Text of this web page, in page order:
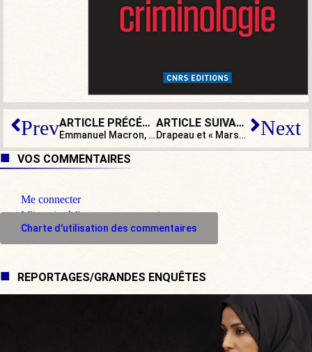
Prev ARTICLE PRÉCÉDENT
Emmanuel Macron, entrepreneur en démolition nationale
ARTICLE SUIVANT
Drapeau et « Marseillaise » à l’école : allons z’enfants de la patrie ? Next
VOS COMMENTAIRES
Me connecter
M'inscrire à l'espace commentaire
Charte d'utilisation des commentaires
REPORTAGES/GRANDES ENQUÊTES